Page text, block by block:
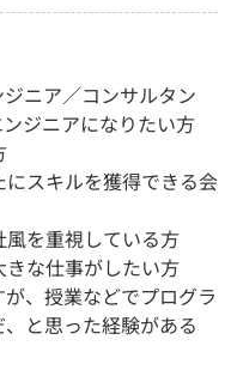
ニア／コンサルタン
ジニアになりたい​方
にスキルを獲得できる会
風を重視している​方
きな仕事がしたい方
、授業などでプログラ
と思った経験がある